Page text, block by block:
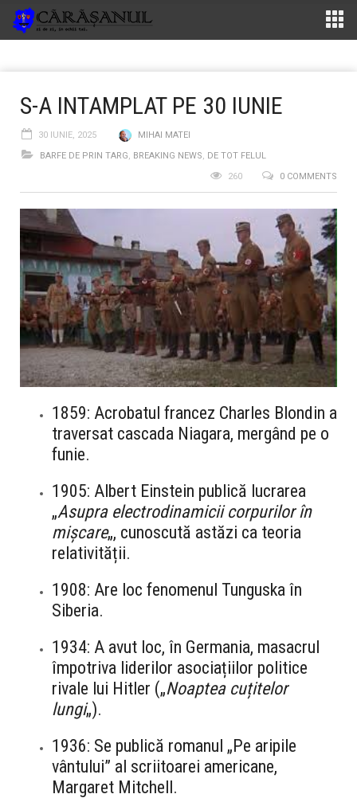
S-A INTAMPLAT PE 30 IUNIE
30 IUNIE, 2025
MIHAI MATEI
BARFE DE PRIN TARG, BREAKING NEWS, DE TOT FELUL
0 COMMENTS
260
1859: Acrobatul francez Charles Blondin a
traversat cascada Niagara, mergând pe o
funie.
1905: Albert Einstein publică lucrarea
„Asupra electrodinamicii corpurilor în
mișcare„, cunoscută astăzi ca teoria
relativității.
1908: Are loc fenomenul Tunguska în
Siberia.
1934: A avut loc, în Germania, masacrul
împotriva liderilor asociațiilor politice
rivale lui Hitler („Noaptea cuțitelor
lungi„).
1936: Se publică romanul „Pe aripile
vântului” al scriitoarei americane,
Margaret Mitchell.